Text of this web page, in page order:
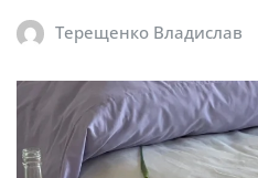
Терещенко Владислав